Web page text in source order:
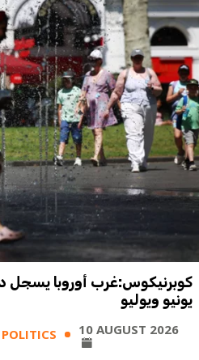
كوبرنيكوس:غرب أوروبا يسجل
يونيو ويوليو
POLITICS 10 AUGUST 2026